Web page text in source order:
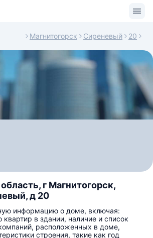
Магнитогорск Сиреневый 20
г Магнитогорск,
д 20
информацию о доме, включая:
квартир в здании, наличие и список
расположенных в доме,
строения, такие как год